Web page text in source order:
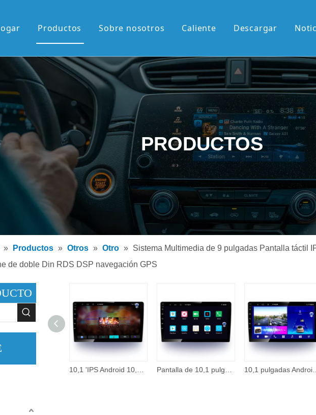
Productos
Serie OEM de 13,1'
Serie OEM de 12,3'
Pantalla 2K de 10,36'
Pantalla vertical de 9,7'
7'panel retráctil Android
9'/10'android
Los recién llegados
Reproductor de MP3 para coche
Sobre nosotros Caliente Descargar
PRODUCTOS
» Productos » Otros » Otro » Sistema Multimedia de 9 pulgadas Pantalla táctil
de doble Din RDS DSP navegación GPS